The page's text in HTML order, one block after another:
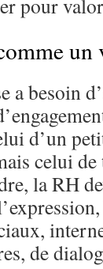
pour
un
a besoin
d’un
celui
la RH
de